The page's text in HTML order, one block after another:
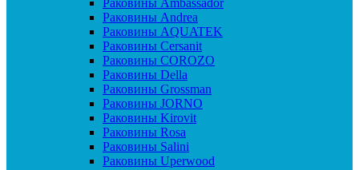
Раковины Ambassador
Раковины Andrea
Раковины AQUATEK
Раковины Cersanit
Раковины COROZO
Раковины Della
Раковины Grossman
Раковины JORNO
Раковины Kirovit
Раковины Rosa
Раковины Salini
Раковины Uperwood